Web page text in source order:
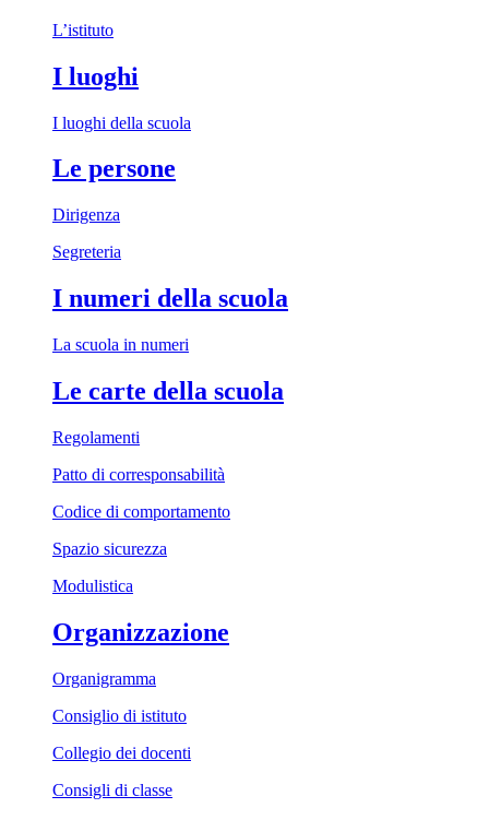
L’istituto
I luoghi
I luoghi della scuola
Le persone
Dirigenza
Segreteria
I numeri della scuola
La scuola in numeri
Le carte della scuola
Regolamenti
Patto di corresponsabilità
Codice di comportamento
Spazio sicurezza
Modulistica
Organizzazione
Organigramma
Consiglio di istituto
Collegio dei docenti
Consigli di classe